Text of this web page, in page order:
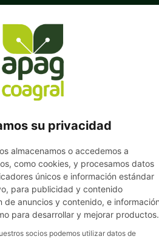
» APAG anima a los jóvenes de
al premio «Joven
su privacidad
almacenamos o accedemos a
como cookies, y procesamos datos
únicos e información estándar
para publicidad y contenido
de anuncios y contenido, e
para desarrollar y mejorar productos.
socios podemos utilizar datos de